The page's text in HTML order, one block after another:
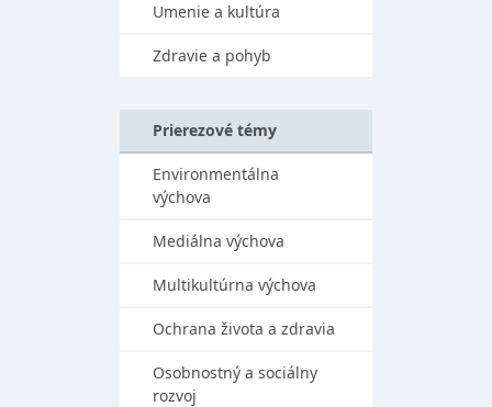
Umenie a kultúra
Zdravie a pohyb
Prierezové témy
Environmentálna
výchova
Mediálna výchova
Multikultúrna výchova
Ochrana života a zdravia
Osobnostný a sociálny
rozvoj